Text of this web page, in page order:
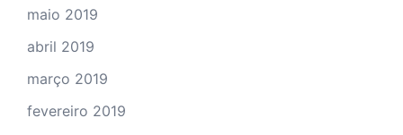
maio 2019
abril 2019
março 2019
fevereiro 2019